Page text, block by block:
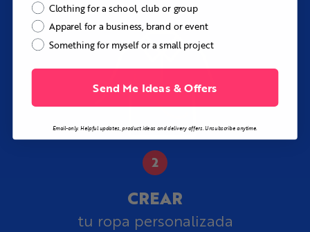
CREAR
tu ropa personalizada
Clothing for a school, club or group
Apparel for a business, brand or event
Something for myself or a small project
Send Me Ideas & Offers
Email-only. Helpful updates, product ideas and delivery offers. Unsubscribe anytime.